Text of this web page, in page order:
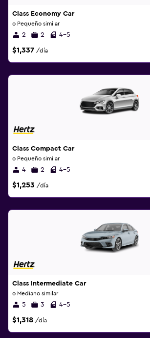
Class Economy Car
o Pequeño similar
2 2 4-5
$1,337 /día
Class Compact Car
o Pequeño similar
4 2 4-5
$1,253 /día
Class Intermediate Car
o Mediano similar
5 3 4-5
$1,318 /día